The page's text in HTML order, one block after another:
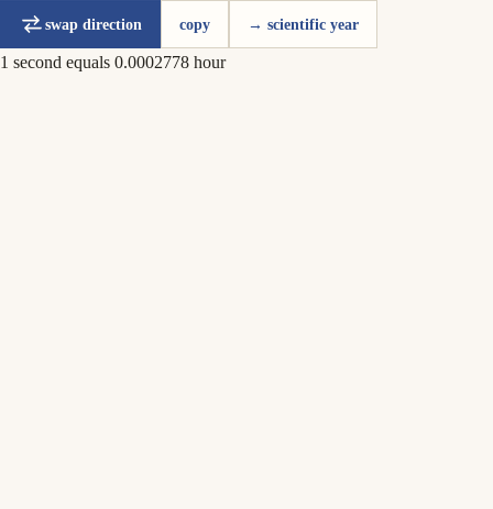
swap direction copy → scientific year
1 second equals 0.0002778 hour